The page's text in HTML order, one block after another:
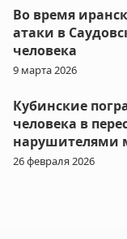
Во время
атаки в
человека
9 марта 2026
Кубинские
человека в
нарушителями
26 февраля 2026